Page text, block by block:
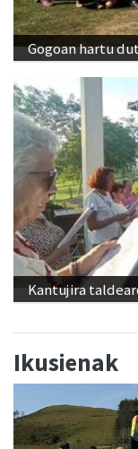
Gogoan hartu
Kantujira
Ikusienak